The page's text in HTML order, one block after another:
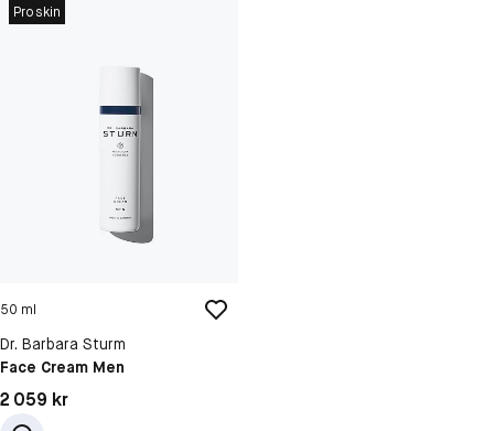
Proskin
50 ml
Dr. Barbara Sturm
Face Cream Men
Pris: 2 059 kr
2 059 kr